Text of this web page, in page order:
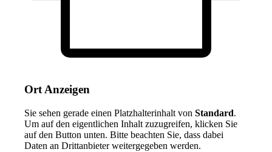
Ort Anzeigen
Sie sehen gerade einen Platzhalterinhalt vonStandard.
Um auf den eigentlichen Inhalt zuzugreifen, klicken Sie
auf den Button unten. Bitte beachten Sie, dass dabei
Daten an Drittanbieter weitergegeben werden.